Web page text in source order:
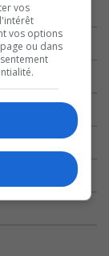
vos
vos options
ou dans